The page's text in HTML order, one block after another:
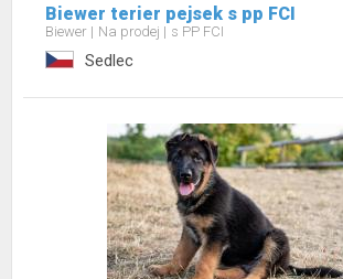
Biewer terier pejsek s pp FCI
Biewer Na prodej s PP FCI
Sedlec